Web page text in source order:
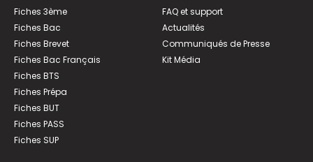
Fiches 3ème
Fiches Bac
Fiches Brevet
Fiches Bac Français
Fiches BTS
Fiches Prépa
Fiches BUT
Fiches PASS
Fiches SUP
FAQ et support
Actualités
Communiqués de Presse
Kit Média